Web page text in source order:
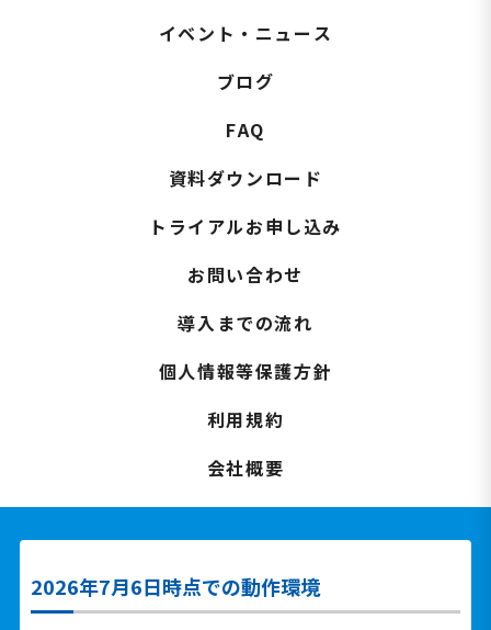
イベント・ニュース
ブログ
FAQ
資料ダウンロード
トライアルお申し込み
お問い合わせ
導入までの流れ
個人情報等保護方針
利用規約
会社概要
2026年7月6日時点での動作環境